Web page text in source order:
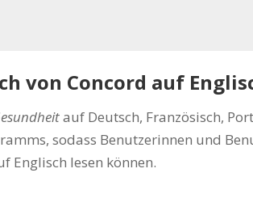
von Concord auf
auf Deutsch, Französisch,
sodass Benutzerinnen und
Englisch lesen können.